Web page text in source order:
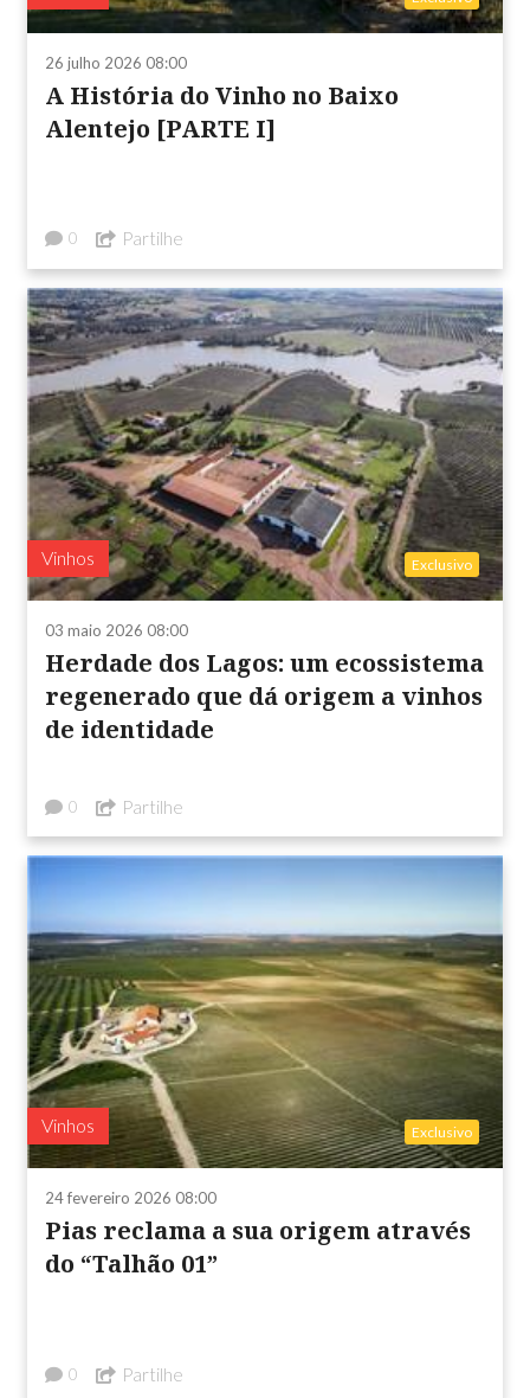
26 julho 2026 08:00
A História do Vinho no Baixo
Alentejo [PARTE I]
0 Partilhe
Vinhos Exclusivo
03 maio 2026 08:00
Herdade dos Lagos: um ecossistema
regenerado que dá origem a vinhos
de identidade
0 Partilhe
Vinhos Exclusivo
24 fevereiro 2026 08:00
Pias reclama a sua origem através
do “Talhão 01”
0 Partilhe